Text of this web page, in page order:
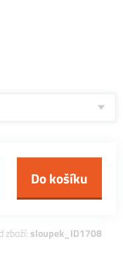
zboží: sloupek_ID1708